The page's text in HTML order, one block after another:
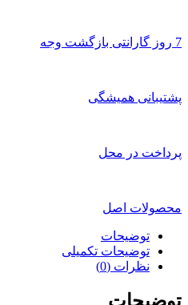
7 روز گارانتی بازگشت وجه
پشتیبانی همیشگی
پرداخت در محل
محصولات اصل
توضیحات
توضیحات تکمیلی
نظرات (0)
توضیحات